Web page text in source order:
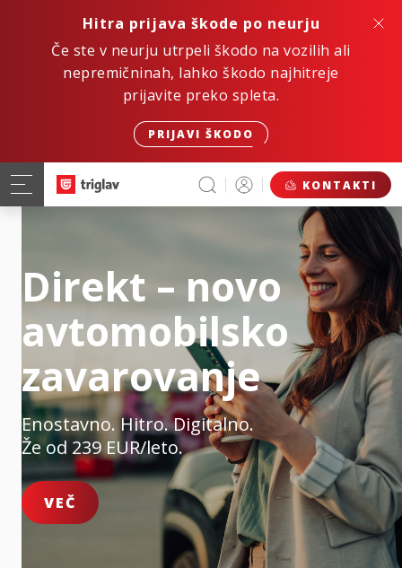
Hitra prijava škode po neurju
Če ste v neurju utrpeli škodo na vozilih ali
nepremičninah, lahko škodo najhitreje
prijavite preko spleta.
PRIJAVI ŠKODO
KONTAKTI
Direkt – novo
avtomobilsko
zavarovanje
Enostavno. Hitro. Digitalno.
Že od 239 EUR/leto.
VEČ